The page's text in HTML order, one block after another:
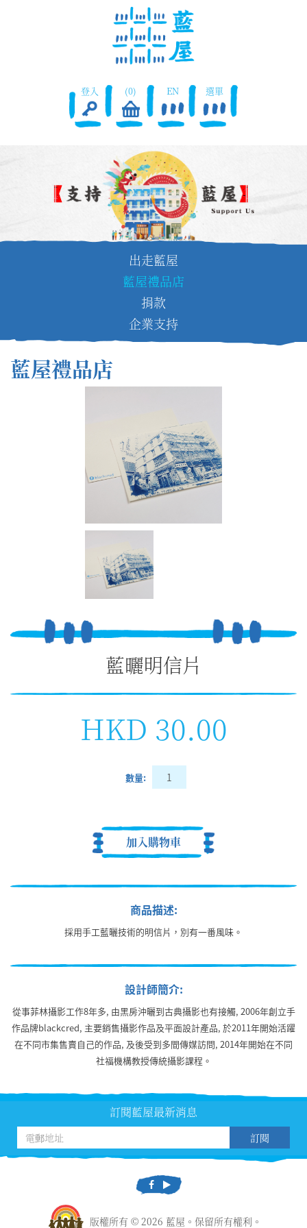
登入 (0) EN 選單
出走藍屋
藍屋禮品店
捐款
企業支持
藍屋禮品店
藍曬明信片
HKD 30.00
數量:
加入購物車
商品描述:
採用手工藍曬技術的明信片，別有一番風味。
設計師簡介:
從事菲林攝影工作8年多, 由黑房沖曬到古典攝影也有接觸, 2006年創立手
作品牌blackcred, 主要銷售攝影作品及平面設計產品, 於2011年開始活躍
在不同市集售賣自己的作品, 及後受到多間傳媒訪問, 2014年開始在不同
社福機構教授傳統攝影課程。
訂閱藍屋最新消息
訂閱
版權所有 © 2026 藍屋。保留所有權利。